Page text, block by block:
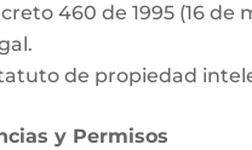
460 de 1995 (16
de propiedad
y Permisos